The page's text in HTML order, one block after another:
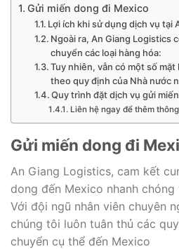
Gửi miến dong đi Mexico
Lợi ích khi sử dụng dịch vụ tại
Ngoài ra, An Giang Logistics
chuyển các loại hàng hóa:
Tuy nhiên, vẫn có một số mặt
theo quy định của Nhà nước
Quy trình đặt dịch vụ gửi
Liên hệ ngay để thêm
Gửi miến dong đi
An Giang Logistics, cam kết
dong đến Mexico nhanh chóng
Với đội ngũ nhân viên chuyên
chúng tôi luôn tuân thủ các
chuyển cụ thể đến Mexico